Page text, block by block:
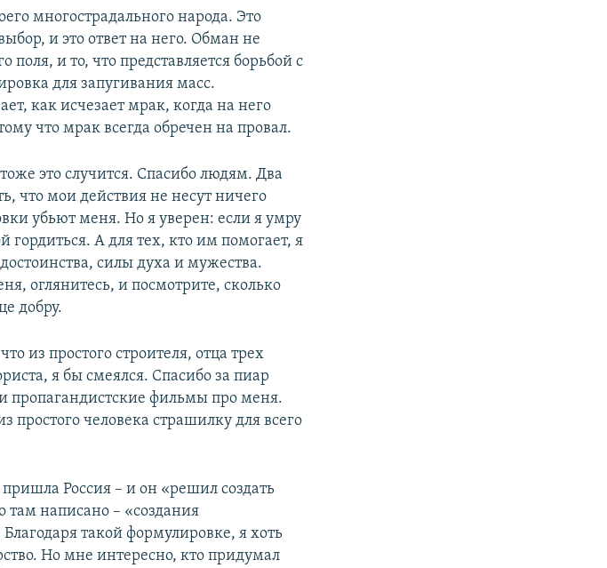
многострадального народа. Это
и это ответ на него. Обман не
и то, что представляется борьбой с
для запугивания масс.
как исчезает мрак, когда на него
что мрак всегда обречен на провал.
это случится. Спасибо людям. Два
что мои действия не несут ничего
убьют меня. Но я уверен: если я умру
гордиться. А для тех, кто им помогает, я
силы духа и мужества.
оглянитесь, и посмотрите, сколько
добру.
из простого строителя, отца трех
я бы смеялся. Спасибо за пиар
пропагандистские фильмы про меня.
простого человека страшилку для всего
Россия – и он «решил создать
там написано – «создания
такой формулировке, я хоть
Но мне интересно, кто придумал